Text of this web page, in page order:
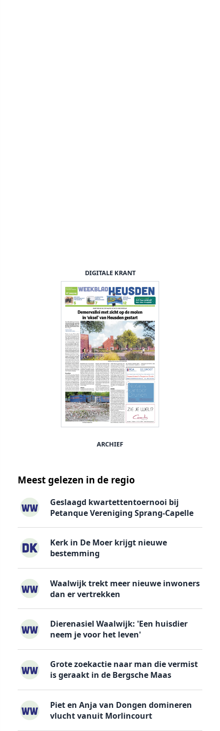
DIGITALE KRANT
ARCHIEF
Meest gelezen in de regio
Geslaagd kwartettentoernooi bij
Petanque Vereniging Sprang-Capelle
Kerk in De Moer krijgt nieuwe
bestemming
Waalwijk trekt meer nieuwe inwoners
dan er vertrekken
Dierenasiel Waalwijk: 'Een huisdier
neem je voor het leven'
Grote zoekactie naar man die vermist
is geraakt in de Bergsche Maas
Piet en Anja van Dongen domineren
vlucht vanuit Morlincourt